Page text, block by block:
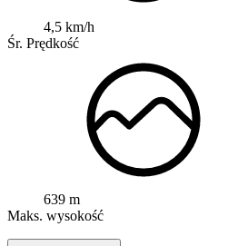
4,5 km/h
Śr. Prędkość
639 m
Maks. wysokość